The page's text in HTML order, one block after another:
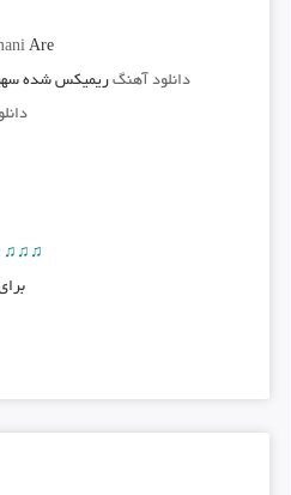
Are
دانلود آهنگ ریمیکس شده
♫♫♫